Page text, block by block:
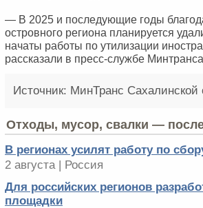
— В 2025 и последующие годы
островного региона планируется
начаты работы по утилизации
рассказали в пресс-службе
Источник: МинТранс Сахалинской
Отходы, мусор, свалки —
В регионах усилят работу по
2 августа | Россия
Для российских регионов
площадки